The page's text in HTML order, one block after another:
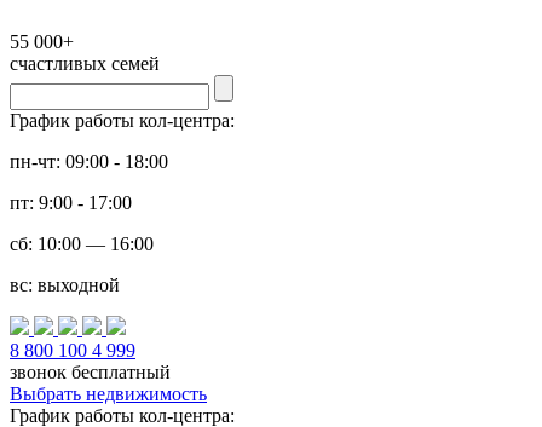
55 000+
счастливых семей
График работы кол-центра:
пн-чт: 09:00 - 18:00
пт: 9:00 - 17:00
сб: 10:00 — 16:00
вс: выходной
8 800 100 4 999
звонок бесплатный
Выбрать недвижимость
График работы кол-центра: